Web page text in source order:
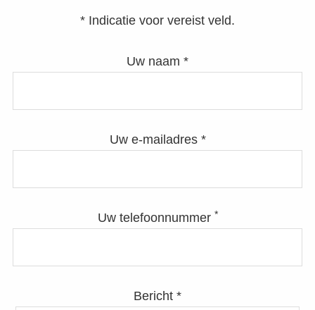
* Indicatie voor vereist veld.
Uw naam *
Uw e-mailadres *
Uw telefoonnummer *
Bericht *